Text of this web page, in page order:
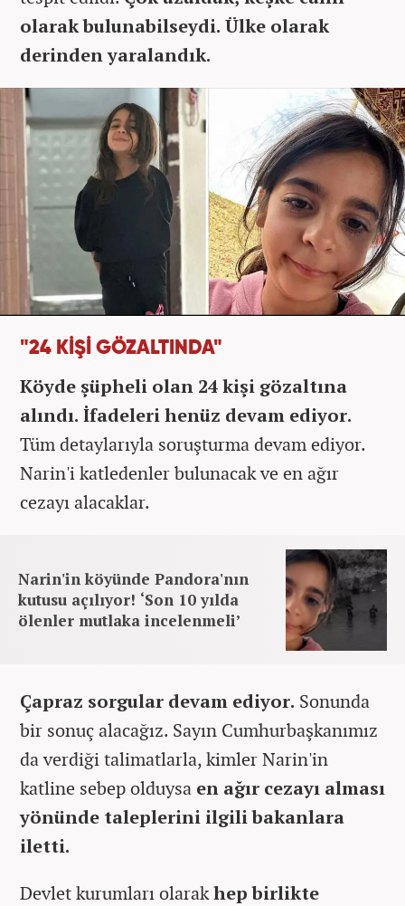
olarak bulunabilseydi. Ülke olarak
derinden yaralandık.
"24 KİŞİ GÖZALTINDA"
Köyde şüpheli olan 24 kişi gözaltına
alındı. İfadeleri henüz devam ediyor.
Tüm detaylarıyla soruşturma devam ediyor.
Narin'i katledenler bulunacak ve en ağır
cezayı alacaklar.
Narin'in köyünde Pandora'nın
kutusu açılıyor! ‘Son 10 yılda
ölenler mutlaka incelenmeli’
Çapraz sorgular devam ediyor. Sonunda
bir sonuç alacağız. Sayın Cumhurbaşkanımız
da verdiği talimatlarla, kimler Narin'in
katline sebep olduysa en ağır cezayı alması
yönünde taleplerini ilgili bakanlara
iletti.
Devlet kurumları olarakhep birlikte